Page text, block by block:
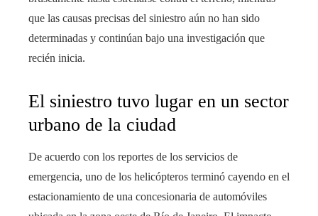
que las causas precisas del siniestro aún no han sido
determinadas y continúan bajo una investigación que
recién inicia.
El siniestro tuvo lugar en un sector
urbano de la ciudad
De acuerdo con los reportes de los servicios de
emergencia, uno de los helicópteros terminó cayendo en el
estacionamiento de una concesionaria de automóviles